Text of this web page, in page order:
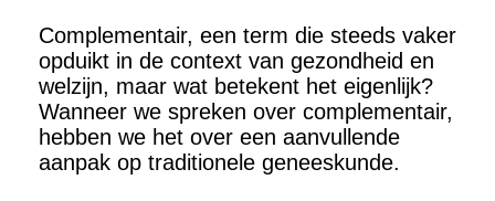
Complementair, een term die steeds vaker
opduikt in de context van gezondheid en
welzijn, maar wat betekent het eigenlijk?
Wanneer we spreken over complementair,
hebben we het over een aanvullende
aanpak op traditionele geneeskunde.